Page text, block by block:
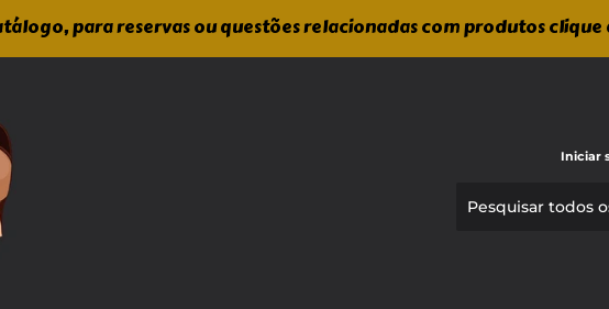
para reservas ou questões relacionadas com produtos clique
Iniciar